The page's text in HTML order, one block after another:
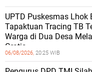
UPTD Puskesmas Lhok
Tapaktuan ‎Tracing TB
Warga di Dua Desa
Gratis
06/08/2026, 20:25 WIB